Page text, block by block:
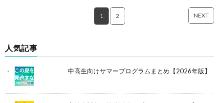
1 2 NEXT
人気記事
中高生向けサマープログラムまとめ【2026年版】